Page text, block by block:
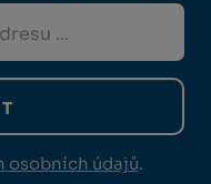
osobních údajů.